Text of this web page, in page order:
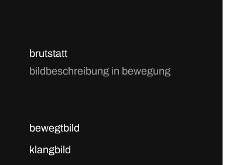
brutstatt
bildbeschreibung in bewegung
bewegtbild
klangbild